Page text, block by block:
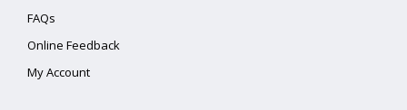
FAQs
Online Feedback
My Account